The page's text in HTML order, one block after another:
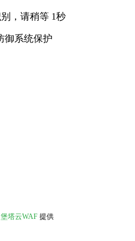
，请稍等 1秒
御系统保护
堡塔云WAF 提供